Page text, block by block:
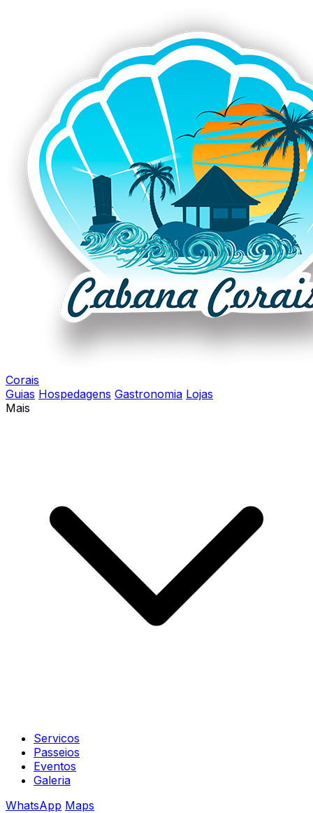
Corais
Guias Hospedagens Gastronomia Lojas
Mais
Servicos
Passeios
Eventos
Galeria
WhatsApp Maps